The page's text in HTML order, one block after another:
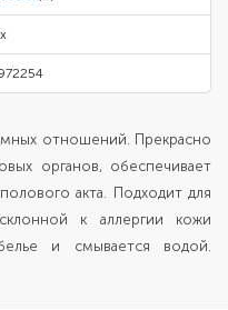
отношений. Прекрасно
органов, обеспечивает
акта. Подходит для
к аллергии кожи
и смывается водой.